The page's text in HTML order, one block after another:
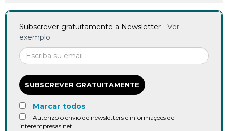
Subscrever gratuitamente a Newsletter - Ver
exemplo
SUBSCREVER GRATUITAMENTE
Marcar todos
Autorizo o envio de newsletters e informações de
interempresas.net